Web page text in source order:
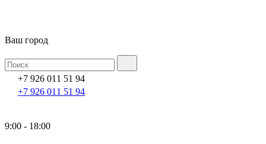
Ваш город
+7 926 011 51 94
+7 926 011 51 94
9:00 - 18:00